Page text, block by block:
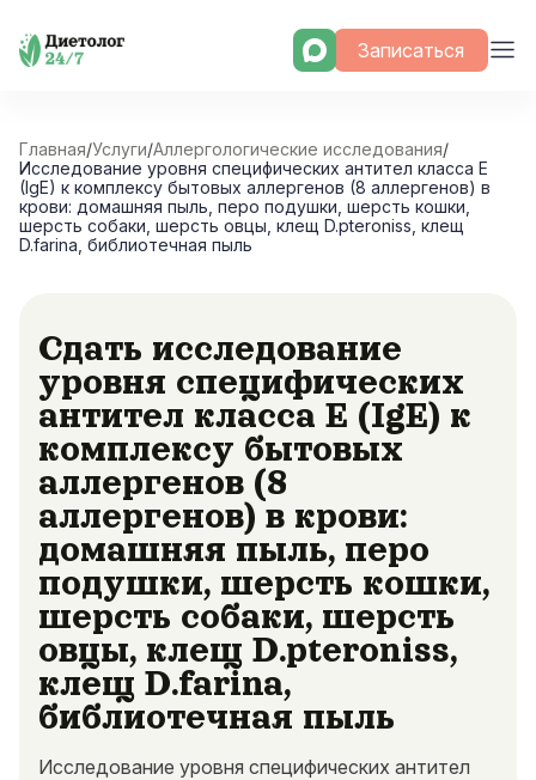
Skip
Записаться
Главная/Услуги/Аллергологические исследования/
Исследование уровня специфических антител класса E
(IgE) к комплексу бытовых аллергенов (8 аллергенов) в
крови: домашняя пыль, перо подушки, шерсть кошки,
шерсть собаки, шерсть овцы, клещ D.pteroniss, клещ
D.farina, библиотечная пыль
Сдать исследование
уровня специфических
антител класса E (IgE) к
комплексу бытовых
аллергенов (8
аллергенов) в крови:
домашняя пыль, перо
подушки, шерсть кошки,
шерсть собаки, шерсть
овцы, клещ D.pteroniss,
клещ D.farina,
библиотечная пыль
Исследование уровня специфических антител